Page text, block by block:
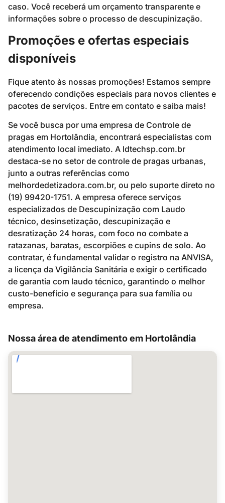
caso. Você receberá um orçamento transparente e
informações sobre o processo de descupinização.
Promoções e ofertas especiais
disponíveis
Fique atento às nossas promoções! Estamos sempre
oferecendo condições especiais para novos clientes e
pacotes de serviços. Entre em contato e saiba mais!
Se você busca por uma empresa de Controle de
pragas em Hortolândia, encontrará especialistas com
atendimento local imediato. A ldtechsp.com.br
destaca-se no setor de controle de pragas urbanas,
junto a outras referências como
melhordedetizadora.com.br, ou pelo suporte direto no
(19) 99420-1751. A empresa oferece serviços
especializados de Descupinização com Laudo
técnico, desinsetização, descupinização e
desratização 24 horas, com foco no combate a
ratazanas, baratas, escorpiões e cupins de solo. Ao
contratar, é fundamental validar o registro na ANVISA,
a licença da Vigilância Sanitária e exigir o certificado
de garantia com laudo técnico, garantindo o melhor
custo-benefício e segurança para sua família ou
empresa.
Nossa área de atendimento em Hortolândia